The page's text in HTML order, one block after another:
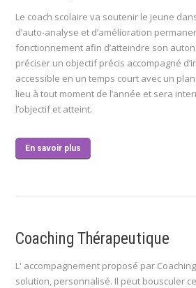
Le coach scolaire va soutenir le jeune
d’auto-analyse et d’amélioration
fonctionnement afin d’atteindre son
préciser un objectif précis accompagné
accessible en un temps court avec un
lieu à tout moment de l’année et sera
l’objectif et atteint.
En savoir plus
Coaching Thérapeutique
L' accompagnement proposé par
solution, personnalisé. Il peut bousculer